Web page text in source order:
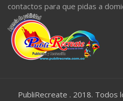
contactos para que pidas a
PubliRecreate . 2018. Todos